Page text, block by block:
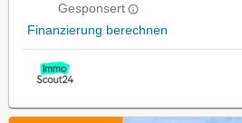
Gesponsert
Finanzierung berechnen